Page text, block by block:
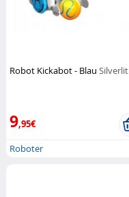
Robot Kickabot - Blau Silverlit
9,95€
Roboter